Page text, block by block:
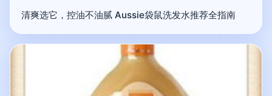
清爽选它，控油不油腻 Aussie袋鼠洗发水推荐全指南